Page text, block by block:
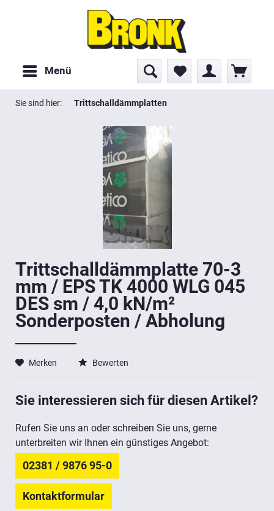
Menü
Sie sind hier: Trittschalldämmplatten
Trittschalldämmplatte 70-3
mm / EPS TK 4000 WLG 045
DES sm / 4,0 kN/m²
Sonderposten / Abholung
Merken Bewerten
Sie interessieren sich für diesen Artikel?
Rufen Sie uns an oder schreiben Sie uns, gerne
unterbreiten wir Ihnen ein günstiges Angebot:
02381 / 9876 95-0
Kontaktformular